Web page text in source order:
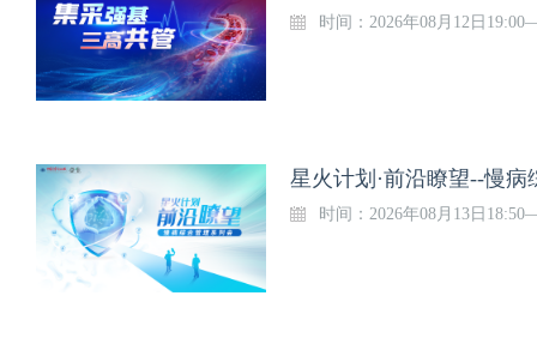
时间：2026年08月12日
星火计划·前沿瞭望--慢病
时间：2026年08月13日